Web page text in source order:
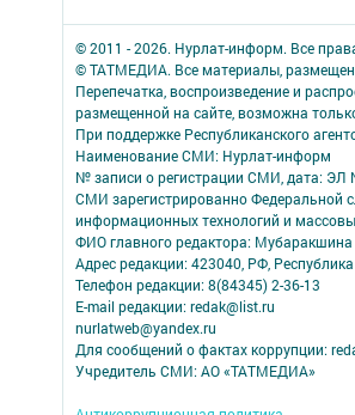
© 2011 - 2026. Нурлат-⁠информ. Все
© ТАТМЕДИА. Все материалы,
Перепечатка, воспроизведение и
размещенной на сайте, возможна
При поддержке Республиканского
Наименование СМИ: Нурлат-⁠информ
№ записи о регистрации СМИ, дата:
СМИ зарегистрированно Федеральной
информационных технологий и
ФИО главного редактора:
Адрес редакции: 423040, РФ,
Телефон редакции: 8(84345) 2-36-13
E-mail редакции: redak@list.ru
nurlatweb@yandex.ru
Для сообщений о фактах коррупции:
Учредитель СМИ: АО «ТАТМЕДИА»